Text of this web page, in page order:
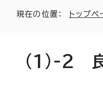
現在の位置： トップペ
(1)-2 良